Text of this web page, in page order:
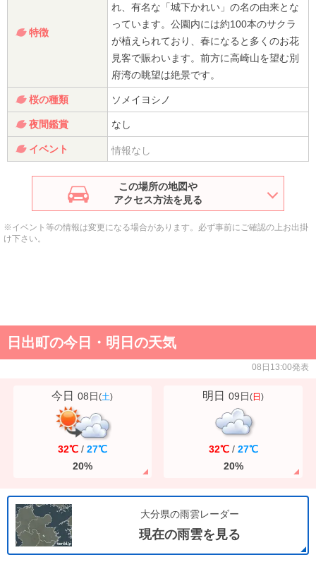
特徴
れ、有名な「城下かれい」の名の由来とな
っています。公園内には約100本のサクラ
が植えられており、春になると多くのお花
見客で賑わいます。前方に高崎山を望む別
府湾の眺望は絶景です。
桜の種類 ソメイヨシノ
夜間鑑賞 なし
イベント 情報なし
この場所の地図や
アクセス方法を見る
※イベント等の情報は変更になる場合があります。必ず事前にご確認の上お出掛
け下さい。
日出町の今日・明日の天気
08日13:00発表
今日 08日(土)
32℃ / 27℃
20%
明日 09日(日)
32℃ / 27℃
20%
大分県の雨雲レーダー
現在の雨雲を見る